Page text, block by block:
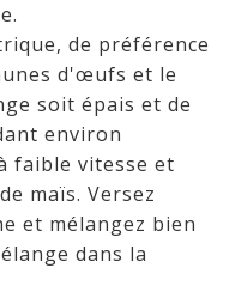
de préférence
d'œufs et le
soit épais et de
environ
faible vitesse et
maïs. Versez
et mélangez bien
dans la